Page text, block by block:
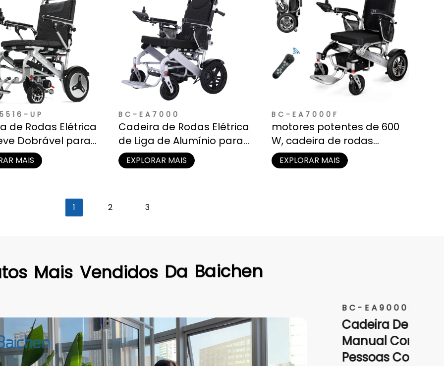
UP
de Rodas Elétrica
Dobrável para
MAIS
BC-EA7000
Cadeira de Rodas Elétrica
de Liga de Alumínio para
Todo Terreno
EXPLORAR MAIS
BC-EA7000F
motores potentes de 600
W, cadeira de rodas
motorizada leve
EXPLORAR MAIS
1 2 3
Mais Vendidos Da Baichen
Cadeira De Rodas Elétrica
Manual Com Encosto Alto Para
Pessoas Com Deficiência